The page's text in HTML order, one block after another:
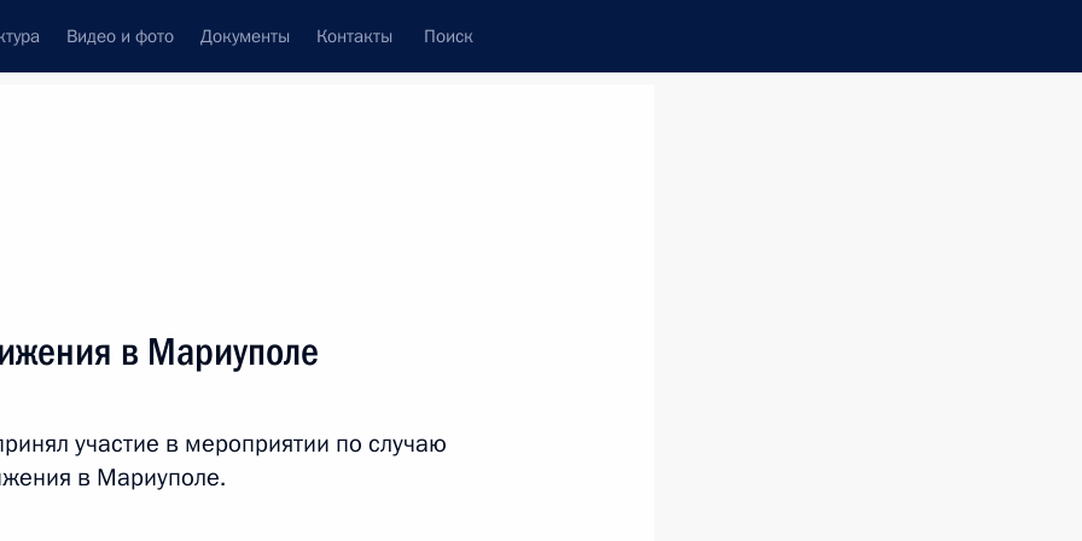
Видео и фото Документы Контакты Поиск
Отечественной
в Мариуполе
участие в мероприятии по случаю
в Мариуполе.